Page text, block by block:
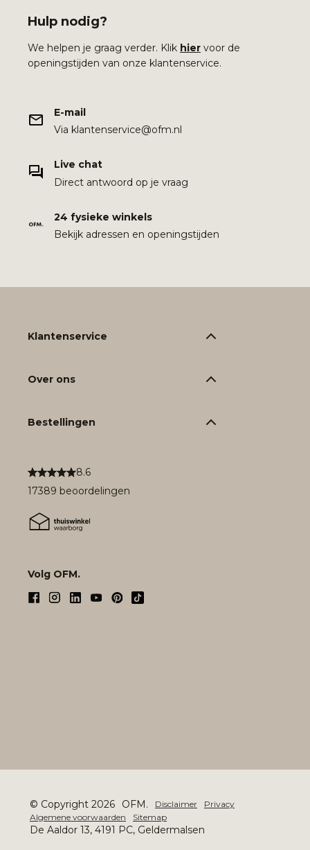
Hulp nodig?
We helpen je graag verder. Klik hier voor de
openingstijden van onze klantenservice.
E-mail
Via klantenservice@ofm.nl
Live chat
Direct antwoord op je vraag
24 fysieke winkels
Bekijk adressen en openingstijden
8.6
17389 beoordelingen
Volg OFM.
Klantenservice
Over ons
Bestellingen
© Copyright 2026 OFM. Disclaimer
Privacy
Algemene voorwaarden
Sitemap
De Aaldor 13, 4191 PC, Geldermalsen